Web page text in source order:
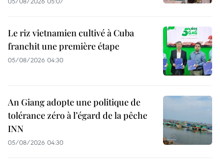
Le riz vietnamien cultivé à Cuba
franchit une première étape
05/08/2026 04:30
An Giang adopte une politique de
tolérance zéro à l’égard de la pêche
INN
05/08/2026 04:30